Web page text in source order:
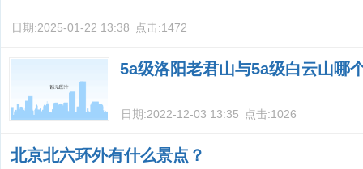
日期:2025-01-22 13:38 点击:1472
5a级洛阳老君山与5a级白云山哪
日期:2022-12-03 13:35 点击:1026
北京北六环外有什么景点？